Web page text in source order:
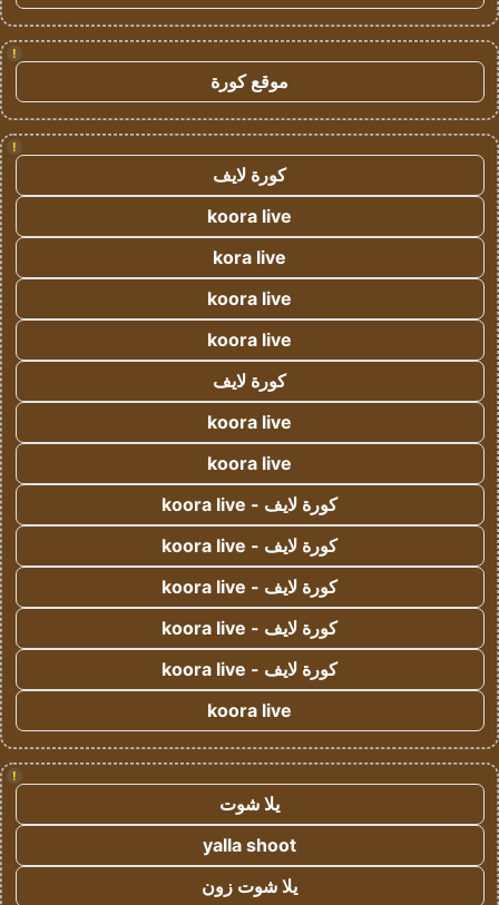
!
موقع كورة
!
كورة لايف
koora live
kora live
koora live
koora live
كورة لايف
koora live
koora live
كورة لايف - koora live
كورة لايف - koora live
كورة لايف - koora live
كورة لايف - koora live
كورة لايف - koora live
koora live
!
يلا شوت
yalla shoot
يلا شوت زون